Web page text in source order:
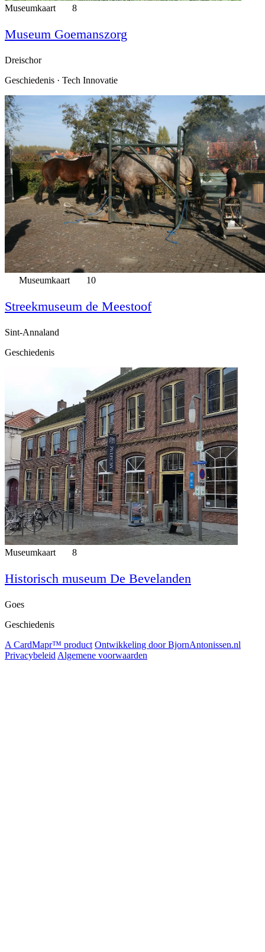
Museumkaart 8
Museum Goemanszorg
Dreischor
Geschiedenis · Tech Innovatie
Museumkaart 10
Streekmuseum de Meestoof
Sint-Annaland
Geschiedenis
Museumkaart 8
Historisch museum De Bevelanden
Goes
Geschiedenis
A CardMapr™ product Ontwikkeling door BjornAntonissen.nl
Privacybeleid Algemene voorwaarden